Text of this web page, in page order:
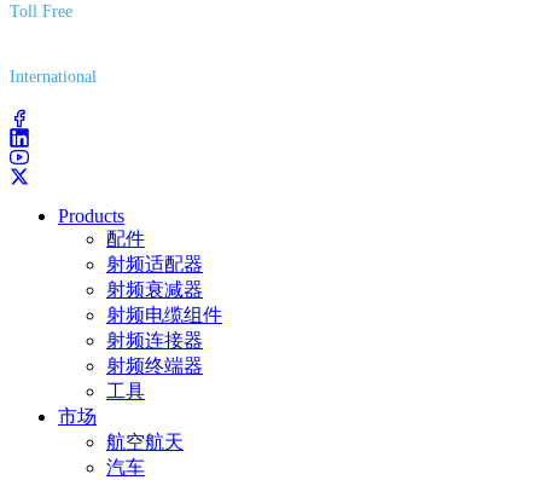
Toll Free
International
Products
配件
射频适配器
射频衰减器
射频电缆组件
射频连接器
射频终端器
工具
市场
航空航天
汽车